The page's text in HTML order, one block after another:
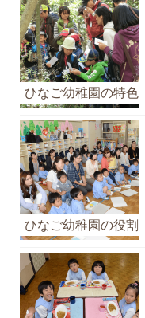
ひなご幼稚園の特色
ひなご幼稚園の役割